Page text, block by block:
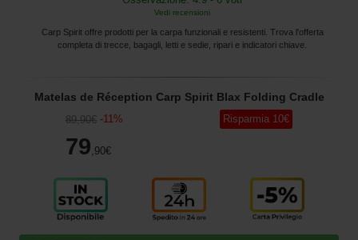
Vedi recensioni
Carp Spirit offre prodotti per la carpa funzionali e resistenti. Trova l'offerta
completa di trecce, bagagli, letti e sedie, ripari e indicatori chiave.
Matelas de Réception Carp Spirit Blax Folding Cradle
89,90€ -11%
79 ,90€
Risparmia 10€